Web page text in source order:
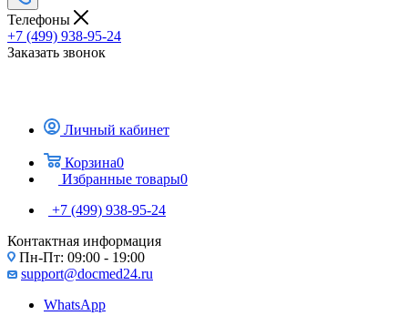
Телефоны
+7 (499) 938-95-24
Заказать звонок
Личный кабинет
Корзина0
Избранные товары0
+7 (499) 938-95-24
Контактная информация
Пн-Пт: 09:00 - 19:00
support@docmed24.ru
WhatsApp